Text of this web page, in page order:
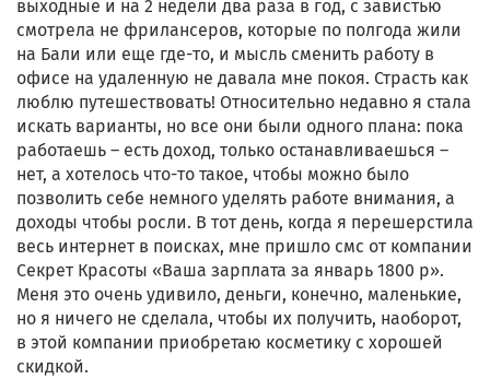
выходные и на 2 недели два раза в год, с завистью
смотрела не фрилансеров, которые по полгода жили
на Бали или еще где-то, и мысль сменить работу в
офисе на удаленную не давала мне покоя. Страсть как
люблю путешествовать! Относительно недавно я стала
искать варианты, но все они были одного плана: пока
работаешь – есть доход, только останавливаешься –
нет, а хотелось что-то такое, чтобы можно было
позволить себе немного уделять работе внимания, а
доходы чтобы росли. В тот день, когда я перешерстила
весь интернет в поисках, мне пришло смс от компании
Секрет Красоты «Ваша зарплата за январь 1800 р».
Меня это очень удивило, деньги, конечно, маленькие,
но я ничего не сделала, чтобы их получить, наоборот,
в этой компании приобретаю косметику с хорошей
скидкой.